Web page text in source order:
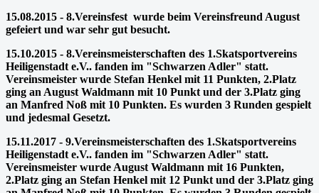
15.08.2015 - 8.Vereinsfest wurde beim Vereinsfreund August
gefeiert und war sehr gut besucht.
15.10.2015 - 8.Vereinsmeisterschaften des 1.Skatsportvereins
Heiligenstadt e.V.. fanden im "Schwarzen Adler" statt.
Vereinsmeister wurde Stefan Henkel mit 11 Punkten, 2.Platz
ging an August Waldmann mit 10 Punkt und der 3.Platz ging
an Manfred Noß mit 10 Punkten. Es wurden 3 Runden gespielt
und jedesmal Gesetzt.
15.11.2017 - 9.Vereinsmeisterschaften des 1.Skatsportvereins
Heiligenstadt e.V.. fanden im "Schwarzen Adler" statt.
Vereinsmeister wurde August Waldmann mit 16 Punkten,
2.Platz ging an Stefan Henkel mit 12 Punkt und der 3.Platz ging